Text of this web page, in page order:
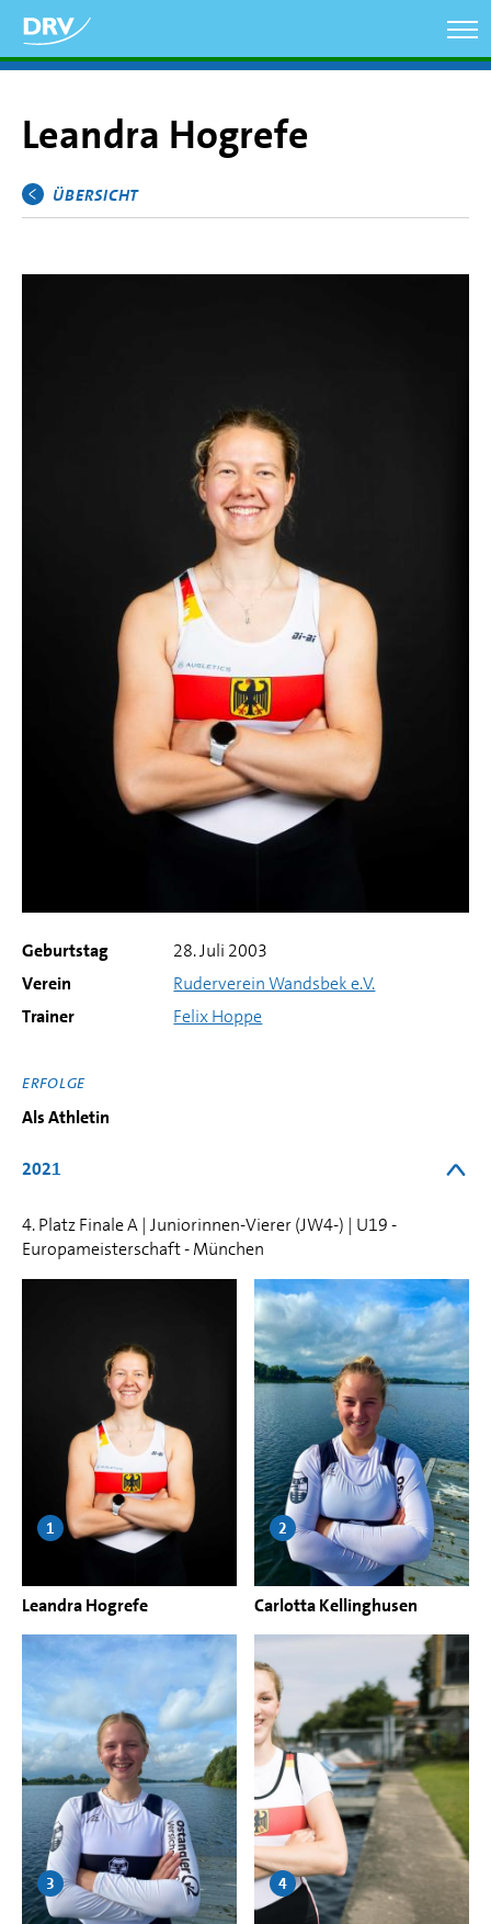
zum
Inhalt
Leandra Hogrefe
Hauptmenü
ÜBERSICHT
Geburtstag
28. Juli 2003
Verein
Ruderverein Wandsbek e.V.
Trainer
Felix Hoppe
ERFOLGE
Als Athletin
2021
4. Platz Finale A | Juniorinnen-Vierer (JW4-) | U19 -
Europameisterschaft - München
Leandra Hogrefe
1
Carlotta Kellinghusen
2
3 4